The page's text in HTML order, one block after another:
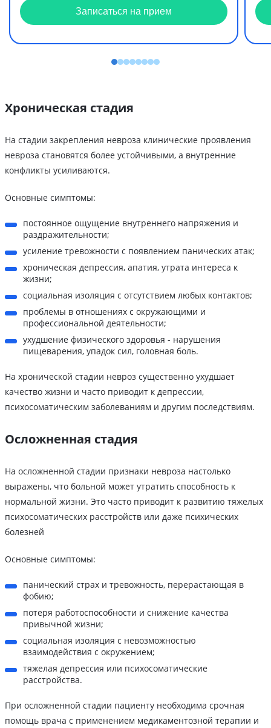
Записаться на прием
Хроническая стадия
На стадии закрепления невроза клинические проявления
невроза становятся более устойчивыми, а внутренние
конфликты усиливаются.
Основные симптомы:
постоянное ощущение внутреннего напряжения и
раздражительности;
усиление тревожности с появлением панических атак;
хроническая депрессия, апатия, утрата интереса к
жизни;
социальная изоляция с отсутствием любых контактов;
проблемы в отношениях с окружающими и
профессиональной деятельности;
ухудшение физического здоровья - нарушения
пищеварения, упадок сил, головная боль.
На хронической стадии невроз существенно ухудшает
качество жизни и часто приводит к депрессии,
психосоматическим заболеваниям и другим последствиям.
Осложненная стадия
На осложненной стадии признаки невроза настолько
выражены, что больной может утратить способность к
нормальной жизни. Это часто приводит к развитию тяжелых
психосоматических расстройств или даже психических
болезней
Основные симптомы:
панический страх и тревожность, перерастающая в
фобию;
потеря работоспособности и снижение качества
привычной жизни;
социальная изоляция с невозможностью
взаимодействия с окружением;
тяжелая депрессия или психосоматические
расстройства.
При осложненной стадии пациенту необходима срочная
помощь врача с применением медикаментозной терапии и